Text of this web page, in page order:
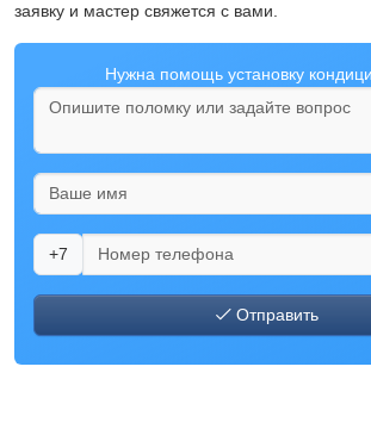
заявку и мастер свяжется с вами.
Нужна помощь установку
+7
Отправить